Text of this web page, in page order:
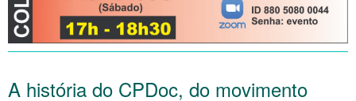
A história do CPDoc, do movimento